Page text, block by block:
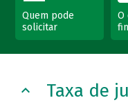
Quem pode
solicitar
O
Taxa de